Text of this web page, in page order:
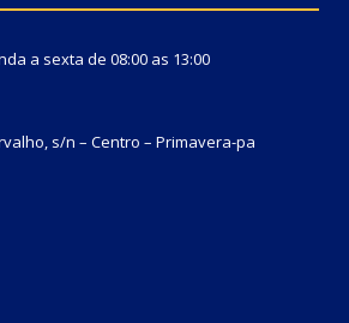
a sexta de 08:00 as 13:00
s/n – Centro – Primavera-pa